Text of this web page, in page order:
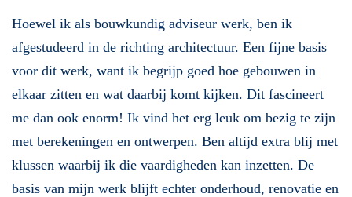
Hoewel ik als bouwkundig adviseur werk, ben ik
afgestudeerd in de richting architectuur. Een fijne basis
voor dit werk, want ik begrijp goed hoe gebouwen in
elkaar zitten en wat daarbij komt kijken. Dit fascineert
me dan ook enorm! Ik vind het erg leuk om bezig te zijn
met berekeningen en ontwerpen. Ben altijd extra blij met
klussen waarbij ik die vaardigheden kan inzetten. De
basis van mijn werk blijft echter onderhoud, renovatie en